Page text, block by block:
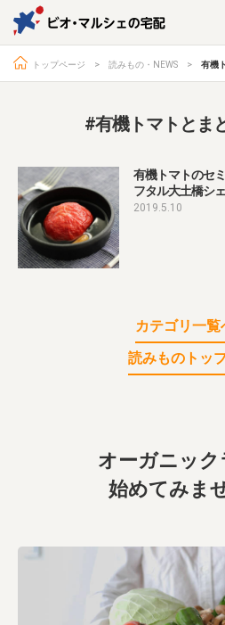
ビオ
宅
トップページ
宅配サービスに
取扱店
お問い合わせ
会社概要
トップページ 読みもの・NEWS 有機
#有機トマトとま
有機トマトのセ
フタル大土橋シ
2019.5.10
カテゴリ一覧
読みものトッ
オーガニック
始めてみま